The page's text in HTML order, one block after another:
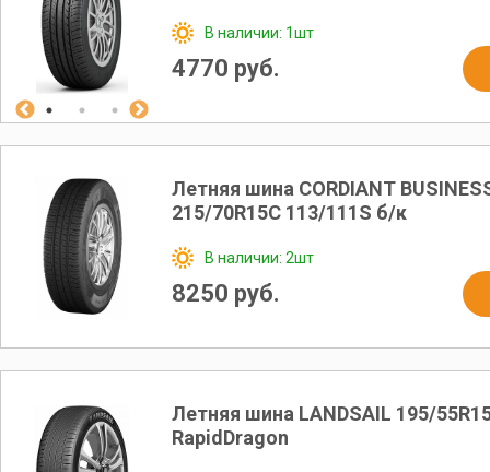
В наличии: 1шт
4770 руб.
Летняя шина CORDIANT
215/70R15C 113/111S б/к
В наличии: 2шт
8250 руб.
Летняя шина LANDSAIL 195/
RapidDragon